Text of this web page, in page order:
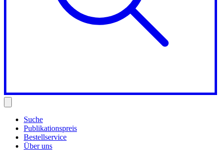
Suche
Publikationspreis
Bestellservice
Über uns